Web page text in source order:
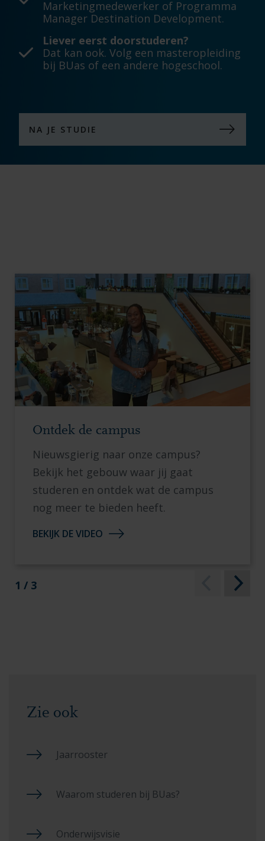
Marketingmedewerker of Programma
Manager Destination Development.
Liever eerst doorstuderen?
Dat kan ook. Volg een masteropleiding
bij BUas of een andere hogeschool.
NA JE STUDIE
Ontdek de campus
Nieuwsgierig naar onze campus?
Bekijk het gebouw waar jij gaat
studeren en ontdek wat de campus
nog meer te bieden heeft.
BEKIJK DE VIDEO
1 / 3
Zie ook
Jaarrooster
Waarom studeren bij BUas?
Onderwijsvisie